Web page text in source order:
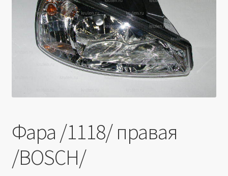
Производители
Юридические данные
Фара /1118/ правая
/BOSCH/